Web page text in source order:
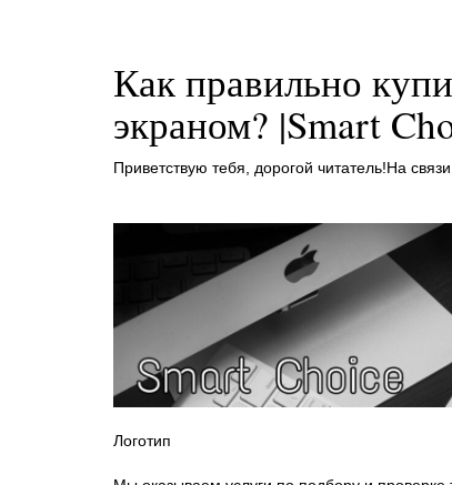
Как правильно
экраном? |Smart
Приветствую тебя, дорогой читатель!На
Логотип